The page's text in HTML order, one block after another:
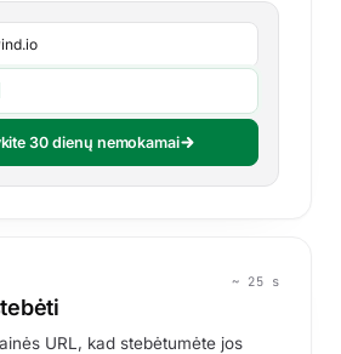
30 dienų nemokamai
~ 25 s
URL, kad stebėtumėte jos